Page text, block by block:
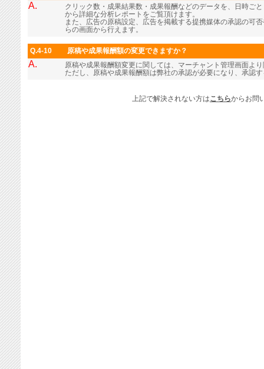
A.
クリック数・成果結果数・成果報酬などのデータを、日時ご
から詳細な分析レポートをご覧頂けます。
また、広告の原稿設定、広告を掲載する提携媒体の承認の可
らの画面から行えます。
Q.4-10 原稿や成果報酬額の変更できますか？
A.
原稿や成果報酬額変更に関しては、マーチャント管理画面よ
ただし、原稿や成果報酬額は弊社の承認が必要になり、承認
上記で解決されない方はこちらからお問